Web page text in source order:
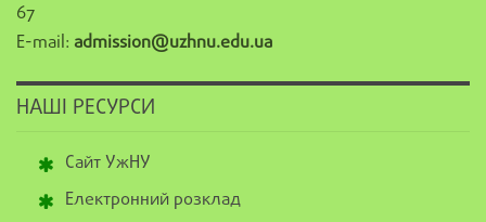
67
E-mail: admission@uzhnu.edu.ua
НАШІ РЕСУРСИ
Сайт УжНУ
Електронний розклад